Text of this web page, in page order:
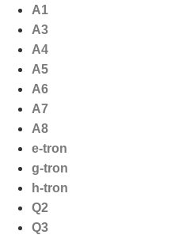
naar
inhoud
A1
A3
A4
A5
A6
A7
A8
e-tron
g-tron
h-tron
Q2
Q3